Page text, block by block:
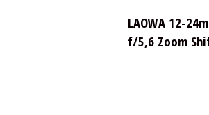
LAOWA 12-
f/5,6 Zoom